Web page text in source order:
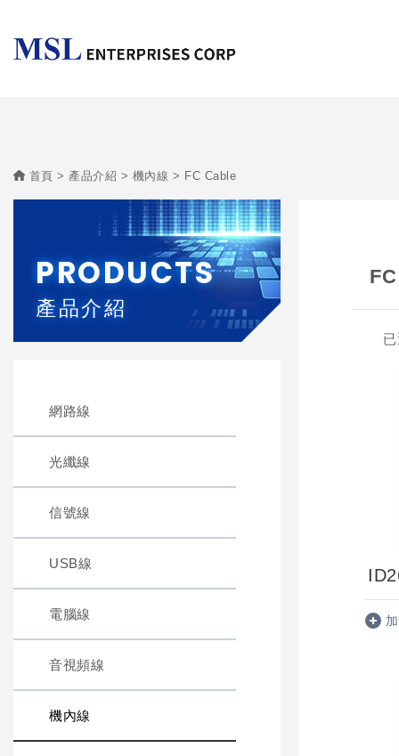
首頁 產品介紹 機內線 FC Cable
PRODUCTS
產品介紹
網路線
光纖線
信號線
USB線
電腦線
音視頻線
機內線